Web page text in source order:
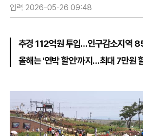
입력 2026-05-26 09:48
추경 112억원 투입…인구감소지역
올해는 '연박 할인'까지…최대 7만원